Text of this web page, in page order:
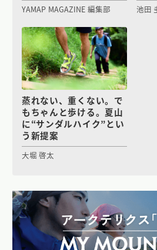
YAMAP MAGAZINE 編集部 池田
蒸れない、重くない。で
もちゃんと歩ける。夏山
に“サンダルハイク”とい
う新提案
大堀 啓太